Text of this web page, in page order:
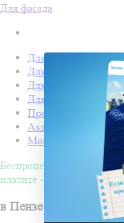
Для фасада
Для кровли
Для забора
Для фасада
Для дачи
Производство
Акции
Монтаж
Беспроцентная
платите - потом!
в Пензе